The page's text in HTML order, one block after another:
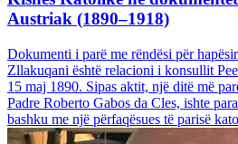
Austriak (1890–1918)
Dokumenti i parë me rëndësi për
Zllakuqani është relacioni i konsullit
15 maj 1890. Sipas aktit, një ditë më
Padre Roberto Gabos da Cles, ishte
bashku me një përfaqësues të parisë